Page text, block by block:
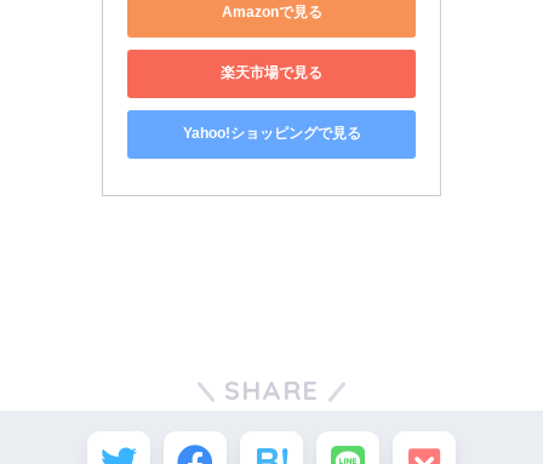
Amazonで見る
楽天市場で見る
Yahoo!ショッピングで見る
SHARE